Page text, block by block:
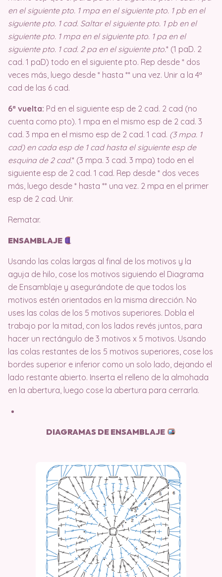
en el siguiente pto. 1 mpa en el siguiente pto. 1 pb en el
siguiente pto. 1 cad. Saltar el siguiente pto. 1 pb en el
siguiente pto. 1 mpa en el siguiente pto. 1 pa en el
siguiente pto. 1 cad. 2 pa en el siguiente pto.* (1 paD. 2
cad. 1 paD) todo en el siguiente pto. Rep desde * dos
veces más, luego desde * hasta ** una vez. Unir a la 4ª
cad de las 6 cad.
6ª vuelta: Pd en el siguiente esp de 2 cad. 2 cad (no
cuenta como pto). 1 mpa en el mismo esp de 2 cad. 3
cad. 3 mpa en el mismo esp de 2 cad. 1 cad. (3 mpa. 1
cad) en cada esp de 1 cad hasta el siguiente esp de
esquina de 2 cad.* (3 mpa. 3 cad. 3 mpa) todo en el
siguiente esp de 2 cad. 1 cad. Rep desde * dos veces
más, luego desde * hasta ** una vez. 2 mpa en el primer
esp de 2 cad. Unir.
Rematar.
ENSAMBLAJE
Usando las colas largas al final de los motivos y la
aguja de hilo, cose los motivos siguiendo el Diagrama
de Ensamblaje y asegurándote de que todos los
motivos estén orientados en la misma dirección. No
uses las colas de los 5 motivos superiores. Dobla el
trabajo por la mitad, con los lados revés juntos, para
hacer un rectángulo de 3 motivos x 5 motivos. Usando
las colas restantes de los 5 motivos superiores, cose los
bordes superior e inferior como un solo lado, dejando el
lado restante abierto. Inserta el relleno de la almohada
en la abertura, luego cose la abertura para cerrarla.
DIAGRAMAS DE ENSAMBLAJE